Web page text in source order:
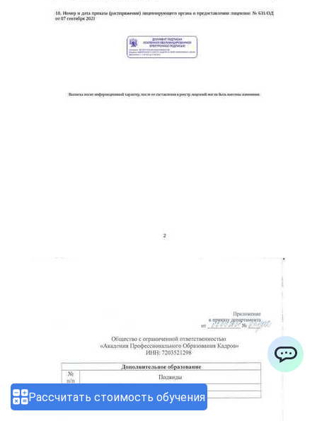
Рассчитать стоимость обучения
ChatApp